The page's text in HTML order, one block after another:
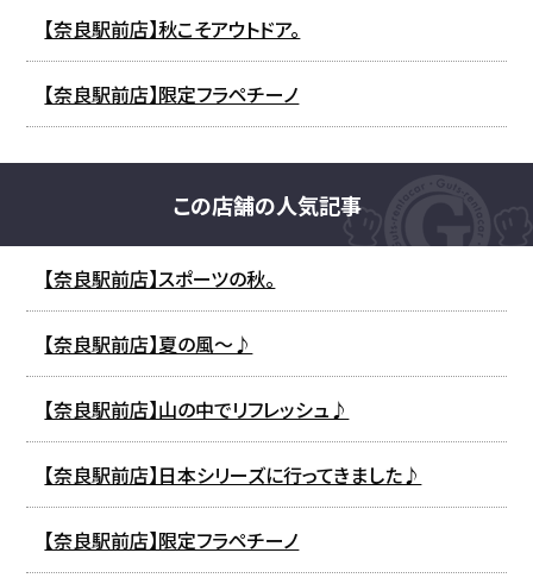
【奈良駅前店】秋こそアウトドア。
【奈良駅前店】限定フラペチーノ
この店舗の人気記事
【奈良駅前店】スポーツの秋。
【奈良駅前店】夏の風～♪
【奈良駅前店】山の中でリフレッシュ♪
【奈良駅前店】日本シリーズに行ってきました♪
【奈良駅前店】限定フラペチーノ